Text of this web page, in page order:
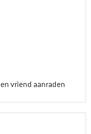
vriend aanraden